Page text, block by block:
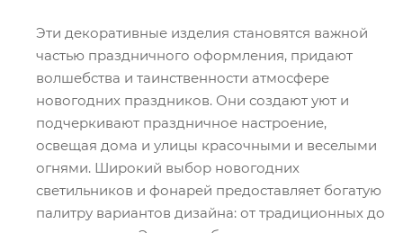
Эти декоративные изделия становятся важной
частью праздничного оформления, придают
волшебства и таинственности атмосфере
новогодних праздников. Они создают уют и
подчеркивают праздничное настроение,
освещая дома и улицы красочными и веселыми
огнями. Широкий выбор новогодних
светильников и фонарей предоставляет богатую
палитру вариантов дизайна: от традиционных до